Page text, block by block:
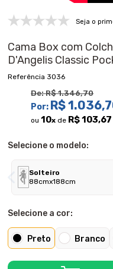
Seja o
Cama Box com
D'Angelis Classic
3036
De:R$ 1.346,70
Por: R$
ou10x de R$ 103,67
Selecione o modelo:
Solteiro
88cmx188cm
Selecione a cor:
Preto Branco